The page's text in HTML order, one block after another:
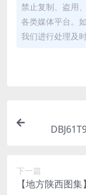
禁止复制、盗用
各类媒体平台。
我们进行处理及时
下一篇
【地方陕西图